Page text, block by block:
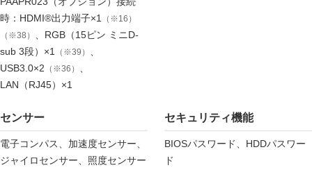
時：HDMI®出力端子×1
（※16）
（※38）
、RGB（15ピン ミニD-
sub 3段）×1
（※39）
USB3.0×2 （※36）
LAN（RJ45）×1
センサー
電子コンパス、加速度センサー、
ジャイロセンサー、照度センサー
セキュリティ機能
BIOSパスワード、HDDパスワー
ド